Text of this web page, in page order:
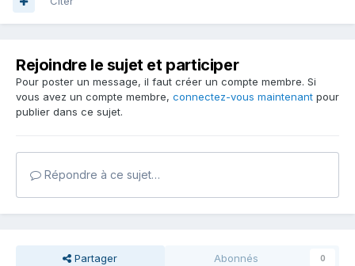
Rejoindre le sujet et participer
Pour poster un message, il faut créer un compte membre. Si
vous avez un compte membre, connectez-vous maintenant pour
publier dans ce sujet.
Répondre à ce sujet…
Partager Abonnés 0